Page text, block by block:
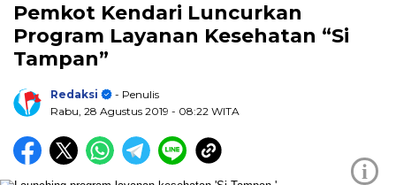
Pemkot Kendari Luncurkan
Program Layanan Kesehatan “Si
Tampan”
Redaksi
- Penulis
Rabu, 28 Agustus 2019 - 08:22 WITA
i